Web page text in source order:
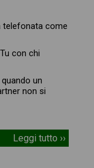
telefonata come
con chi
un
non si
Leggi tutto ››